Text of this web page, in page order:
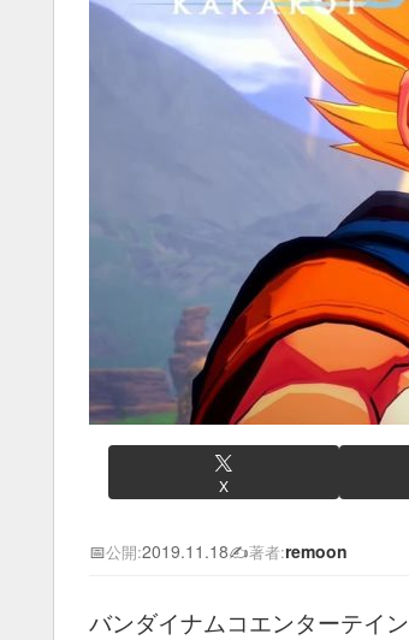
X
📅公開:2019.11.18✍️著者:remoon
バンダイナムコエンターテイ